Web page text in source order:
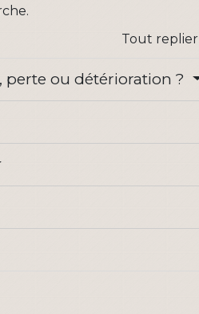
Tout replier
ou détérioration ?